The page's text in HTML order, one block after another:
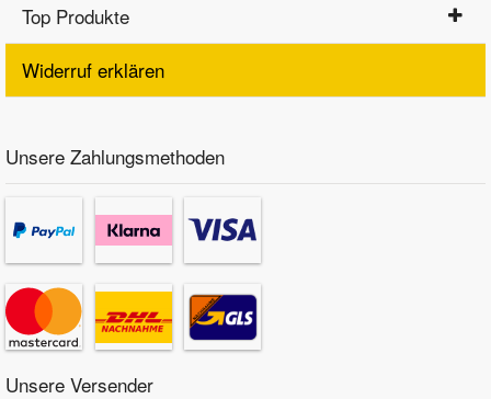
Top Produkte
Widerruf erklären
Unsere Zahlungsmethoden
Unsere Versender